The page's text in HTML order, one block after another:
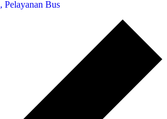
, Pelayanan Bus